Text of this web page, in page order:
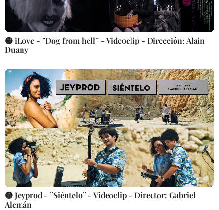
🟡 iLove - ¨Dog from hell¨ - Videoclip - Dirección: Alain
Duany
🟡 Jeyprod - ¨Siéntelo¨ - Videoclip - Director: Gabriel
Alemán